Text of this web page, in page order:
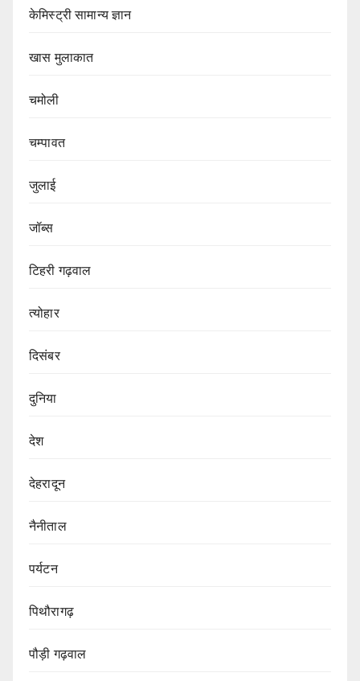
केमिस्ट्री सामान्य ज्ञान
खास मुलाकात
चमोली
चम्पावत
जुलाई
जॉब्स
टिहरी गढ़वाल
त्योहार
दिसंबर
दुनिया
देश
देहरादून
नैनीताल
पर्यटन
पिथौरागढ़
पौड़ी गढ़वाल